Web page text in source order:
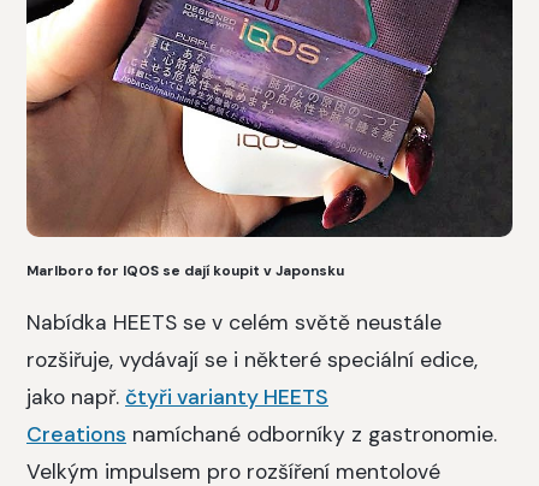
Marlboro for IQOS se dají koupit v Japonsku
Nabídka HEETS se v celém světě neustále
rozšiřuje, vydávají se i některé speciální edice,
jako např. čtyři varianty HEETS
Creations namíchané odborníky z gastronomie.
Velkým impulsem pro rozšíření mentolové